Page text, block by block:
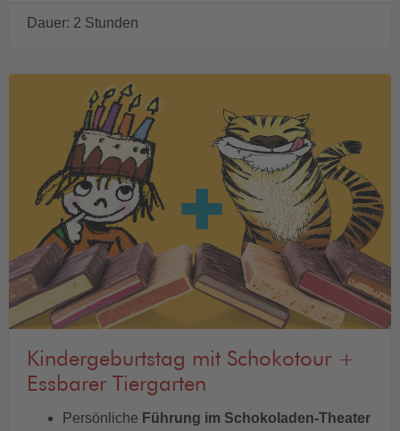
Dauer: 2 Stunden
Kindergeburtstag mit Schokotour +
Essbarer Tiergarten
Persönliche Führung im Schokoladen-Theater